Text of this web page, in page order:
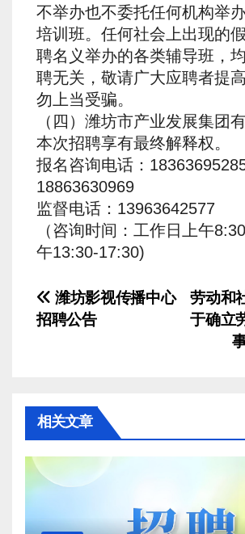
不举办也不委托任何机构举
培训班。任何社会上出现的
聘名义举办的各类辅导班，
聘无关，敬请广大应聘者提
勿上当受骗。
（四）潍坊市产业发展集团
本次招聘享有最终解释权。
报名咨询电话：18363695285
18863630969
监督电话：13963642577
（咨询时间：工作日上午
午13:30-17:30)
文
章
航
劳动和
于确立
潍坊影视传播中心
招聘公告
相关文章